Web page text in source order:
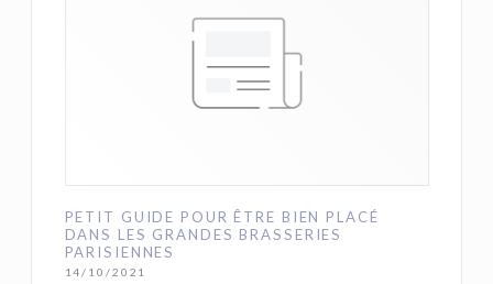
PETIT GUIDE POUR ÊTRE BIEN PLACÉ
DANS LES GRANDES BRASSERIES
PARISIENNES
14/10/2021